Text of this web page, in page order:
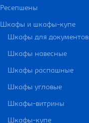
Ресепшены
Шкафы и шкафы-купе
Шкафы для документов
Шкафы навесные
Шкафы распашные
Шкафы угловые
Шкафы-витрины
Шкафы-купе